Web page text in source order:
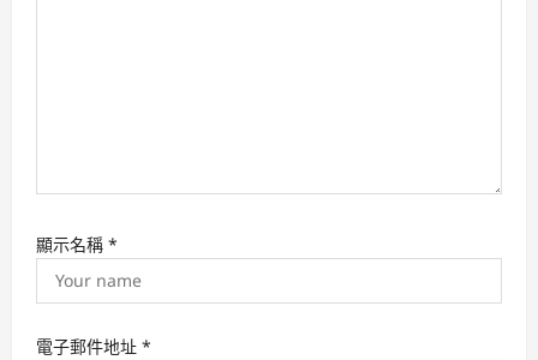
顯示名稱 *
電子郵件地址 *